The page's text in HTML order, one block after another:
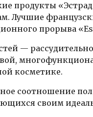
продукты
Лучшие
прорыва
—
косметике.
соотношение
своим